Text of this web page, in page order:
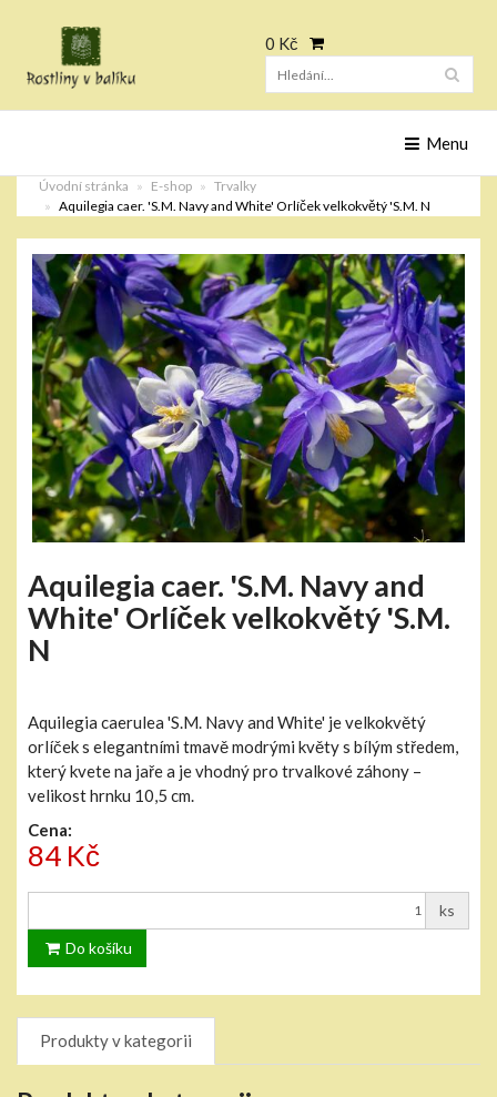
0 Kč
Menu
Úvodní stránka E-shop
Trvalky
Aquilegia caer. 'S.M. Navy and White' Orlíček velkokvětý 'S.M. N
Aquilegia caer. 'S.M. Navy and
White' Orlíček velkokvětý 'S.M.
N
Aquilegia caerulea 'S.M. Navy and White' je velkokvětý
orlíček s elegantními tmavě modrými květy s bílým středem,
který kvete na jaře a je vhodný pro trvalkové záhony –
velikost hrnku 10,5 cm.
Cena:
84 Kč
ks
Do košíku
Produkty v kategorii